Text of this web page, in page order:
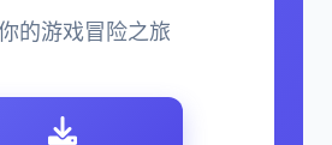
的游戏冒险之旅